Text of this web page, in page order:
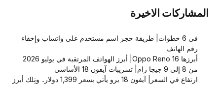
المشاركات الاخيرة
في 6 خطوات| طريقة حجز اسم مستخدم على واتساب وإخفاء
رقم الهاتف
أبرزها Oppo Reno 16| أبرز الهواتف المرتقبة في يوليو 2026
من 8 إلى 9 جيجا رام| تسريبات آيفون 18 الأساسي
ارتفاع في السعر| آيفون 18 برو يأتي بسعر 1,399 دولار.. وتِلك أبرز